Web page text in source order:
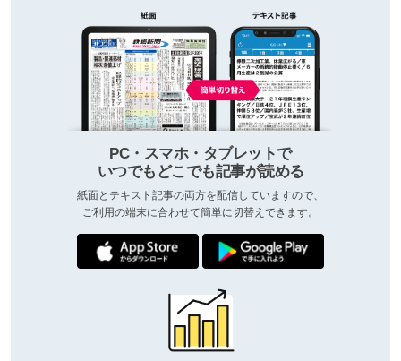
PC・スマホ・タブレットで
いつでもどこでも記事が読める
紙面とテキスト記事の両方を配信していますので、
ご利用の端末に合わせて簡単に切替えできます。